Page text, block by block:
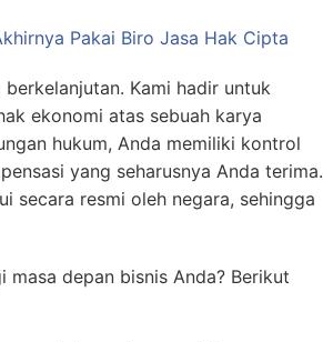
Pakai Biro Jasa Hak Cipta
Kami hadir untuk
ekonomi atas sebuah karya
hukum, Anda memiliki kontrol
yang seharusnya Anda terima.
secara resmi oleh negara, sehingga
depan bisnis Anda? Berikut